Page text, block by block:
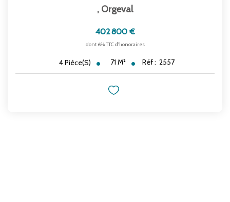
, Orgeval
402 800 €
dont 6% TTC d'honoraires
4Pièce(s) 71 M² Réf : 2557